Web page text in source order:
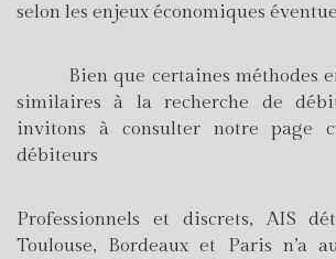
selon les enjeux économiques
Bien que certaines méthodes
similaires à la recherche de
invitons à consulter notre page
débiteurs
Professionnels et discrets, AIS
Toulouse, Bordeaux et Paris n’a